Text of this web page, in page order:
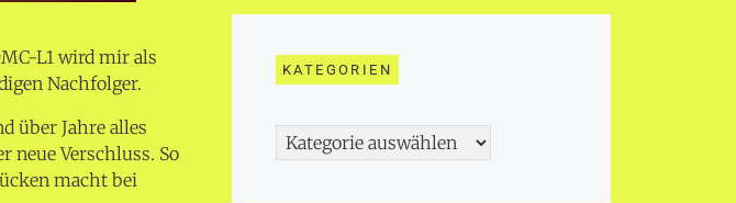
L1 wird mir als
Nachfolger.
über Jahre alles
neue Verschluss. So
macht bei
KATEGORIEN
Kategorien